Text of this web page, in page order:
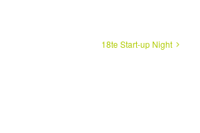
18te Start-up Night